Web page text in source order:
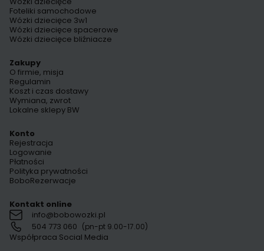
Foteliki samochodowe
Wózki dziecięce 3w1
Wózki dziecięce spacerowe
Wózki dziecięce bliźniacze
Zakupy
O firmie, misja
Regulamin
Koszt i czas dostawy
Wymiana, zwrot
Lokalne sklepy BW
Konto
Rejestracja
Logowanie
Płatności
Polityka prywatności
BoboRezerwacje
Kontakt online
info@bobowozki.pl
504 773 060 (pn-pt 9.00-17.00)
Współpraca Social Media